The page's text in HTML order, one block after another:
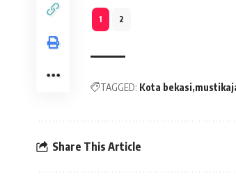
1 2
TAGGED: Kota bekasi
Share This Article